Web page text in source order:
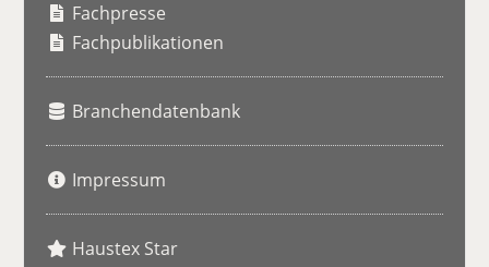
Fachpresse
Fachpublikationen
Branchendatenbank
Impressum
Haustex Star